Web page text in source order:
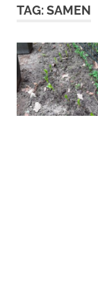
TAG:SAMEN